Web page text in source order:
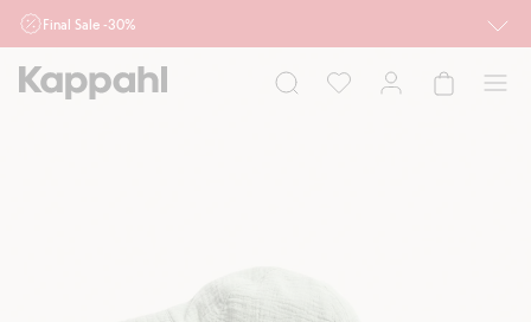
Final Sale -30%
działu outlet do 10.8 w sklepach Kappahl i Newbie oraz na kappahl.com. Ofert
nie łączymy